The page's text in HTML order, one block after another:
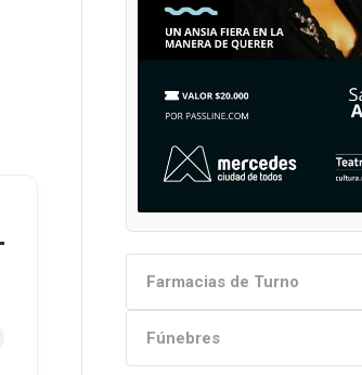
Farmacias de Turno
Fúnebres